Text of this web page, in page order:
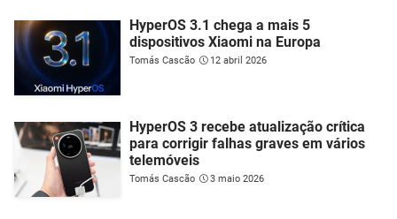
HyperOS 3.1 chega a mais 5
dispositivos Xiaomi na Europa
Tomás Cascão 12 abril 2026
HyperOS 3 recebe atualização crítica
para corrigir falhas graves em vários
telemóveis
Tomás Cascão 3 maio 2026